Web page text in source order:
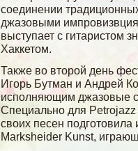
сοединении
джазовыми
выступает с гитаристом
Хаккетом.
Также во второй день
Игорь Бутман и Андрей
исполняющим джазовые
Специально для
своих песен подготовила
Marksheider Kunst,